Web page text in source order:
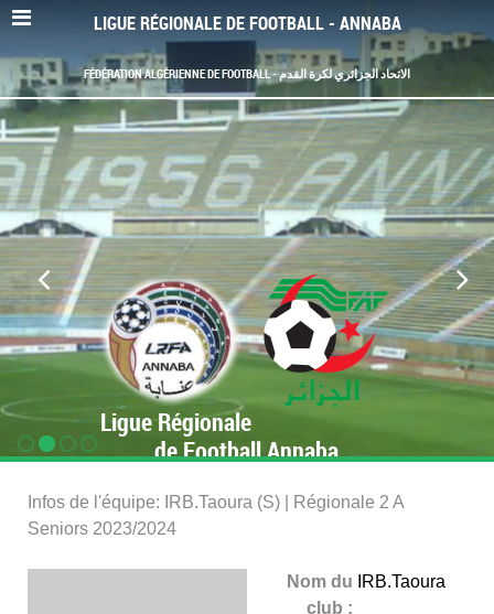
LIGUE RÉGIONALE DE FOOTBALL - ANNABA
FÉDÉRATION ALGÉRIENNE DE FOOTBALL - الاتحاد الجزائري لكرة القدم
Ligue Régionale
de Football Annaba
Infos de l'équipe: IRB.Taoura (S) | Régionale 2 A
Seniors 2023/2024
Nom du
club :
IRB.Taoura